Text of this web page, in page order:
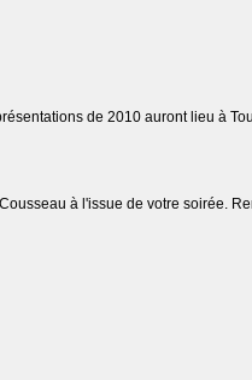
de 2010 auront lieu à
à l'issue de votre soirée.